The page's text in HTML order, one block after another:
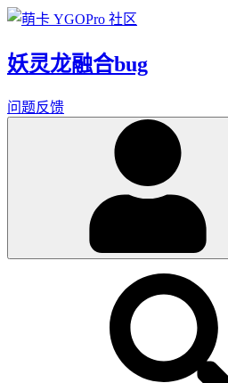
妖灵龙融合bug
问题反馈